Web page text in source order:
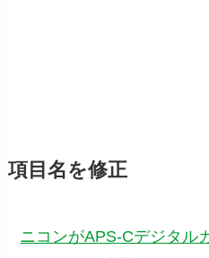
項目名を修正
ニコンがAPS-Cデジタル